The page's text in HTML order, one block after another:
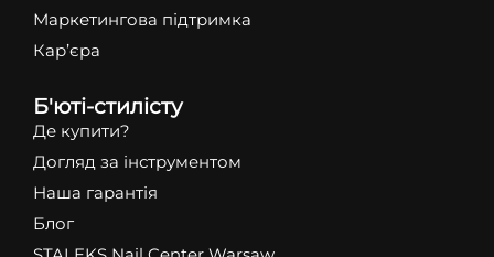
Маркетингова підтримка
Кар’єра
Б'юті-стилісту
Де купити?
Догляд за інструментом
Наша гарантія
Блог